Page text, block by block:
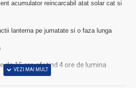
acumulator reincarcabil atat solar cat si
lanterna pe jumatate si o faza lunga
de 15 ore ofetind 4 ore de lumina